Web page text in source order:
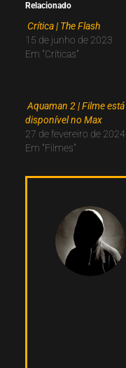
Relacionado
Crítica | The Flash
15 de junho de 2023
Em "Críticas"
Aquaman 2 | Filme está
disponível no Max
27 de fevereiro de 2024
Em "Filmes"